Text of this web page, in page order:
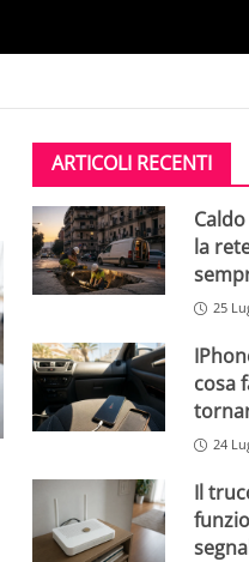
ARTICOLI RECENTI
la
25
cosa
24
Il